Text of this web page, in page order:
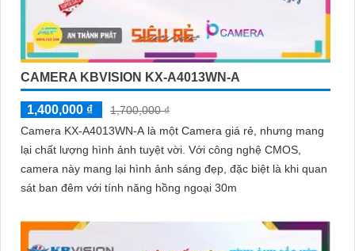
CAMERA KBVISION KX-A4013WN-A
1,400,000 ₫
1,700,000 ₫
Camera KX-A4013WN-A là một Camera giá rẻ, nhưng mang
lại chất lượng hình ảnh tuyệt vời. Với công nghệ CMOS,
camera này mang lại hình ảnh sáng đẹp, đặc biệt là khi quan
sát ban đêm với tính năng hồng ngoại 30m